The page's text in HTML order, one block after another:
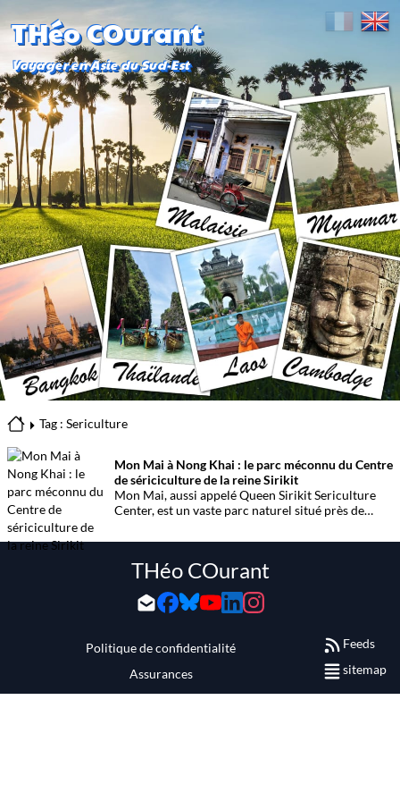
THéo COurant
Voyager en Asie du Sud-Est
Tag : Sericulture
Mon Mai à Nong Khai : le parc méconnu du Centre
de sériciculture de la reine Sirikit
Mon Mai, aussi appelé Queen Sirikit Sericulture
Center, est un vaste parc naturel situé près de
peu fréquenté offre des paysages forestiers et
THéo COurant
Politique de confidentialité
Assurances
Feeds
sitemap